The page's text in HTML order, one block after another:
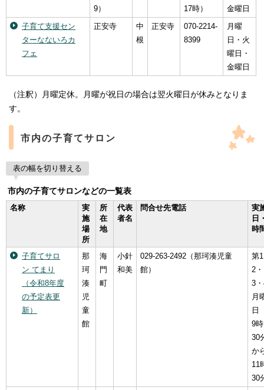
9）
17時）
金曜日
子育て支援セン
ターなないろカ
フェ
正安寺
中
根
正安寺
070-2214-
8399
月曜
日・火
曜日・
金曜日
（注釈）月曜定休。月曜が祝日の場合は翌火曜日が休みとなりま
す。
市内の子育てサロン
表の幅を切り替える
市内の子育てサロンなどの一覧表
名称
実
施
場
所
所
在
地
代表
者名
問合せ先電話
実
日
時
子育てサロ
ン てまり
（令和8年度
の予定表更
新）
那
珂
湊
児
童
館
海
門
町
小針
和美
029-263-2492（那珂湊児童
館）
第
2・
3
月
日
9時
30
か
11
30